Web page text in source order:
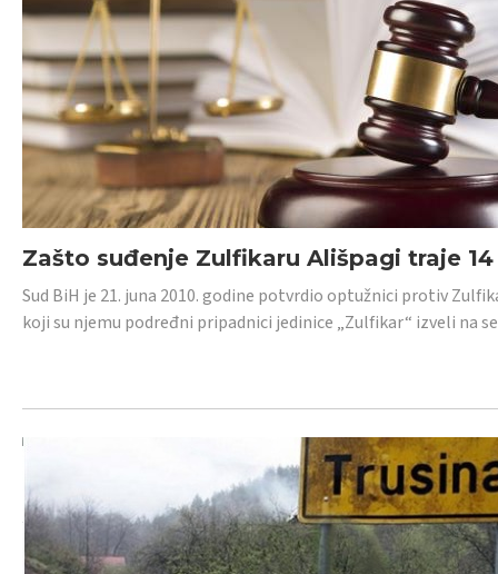
Zašto suđenje Zulfikaru Ališpagi traje
Sud BiH je 21. juna 2010. godine potvrdio optužnici protiv
koji su njemu podređni pripadnici jedinice „Zulfikar“ izveli na